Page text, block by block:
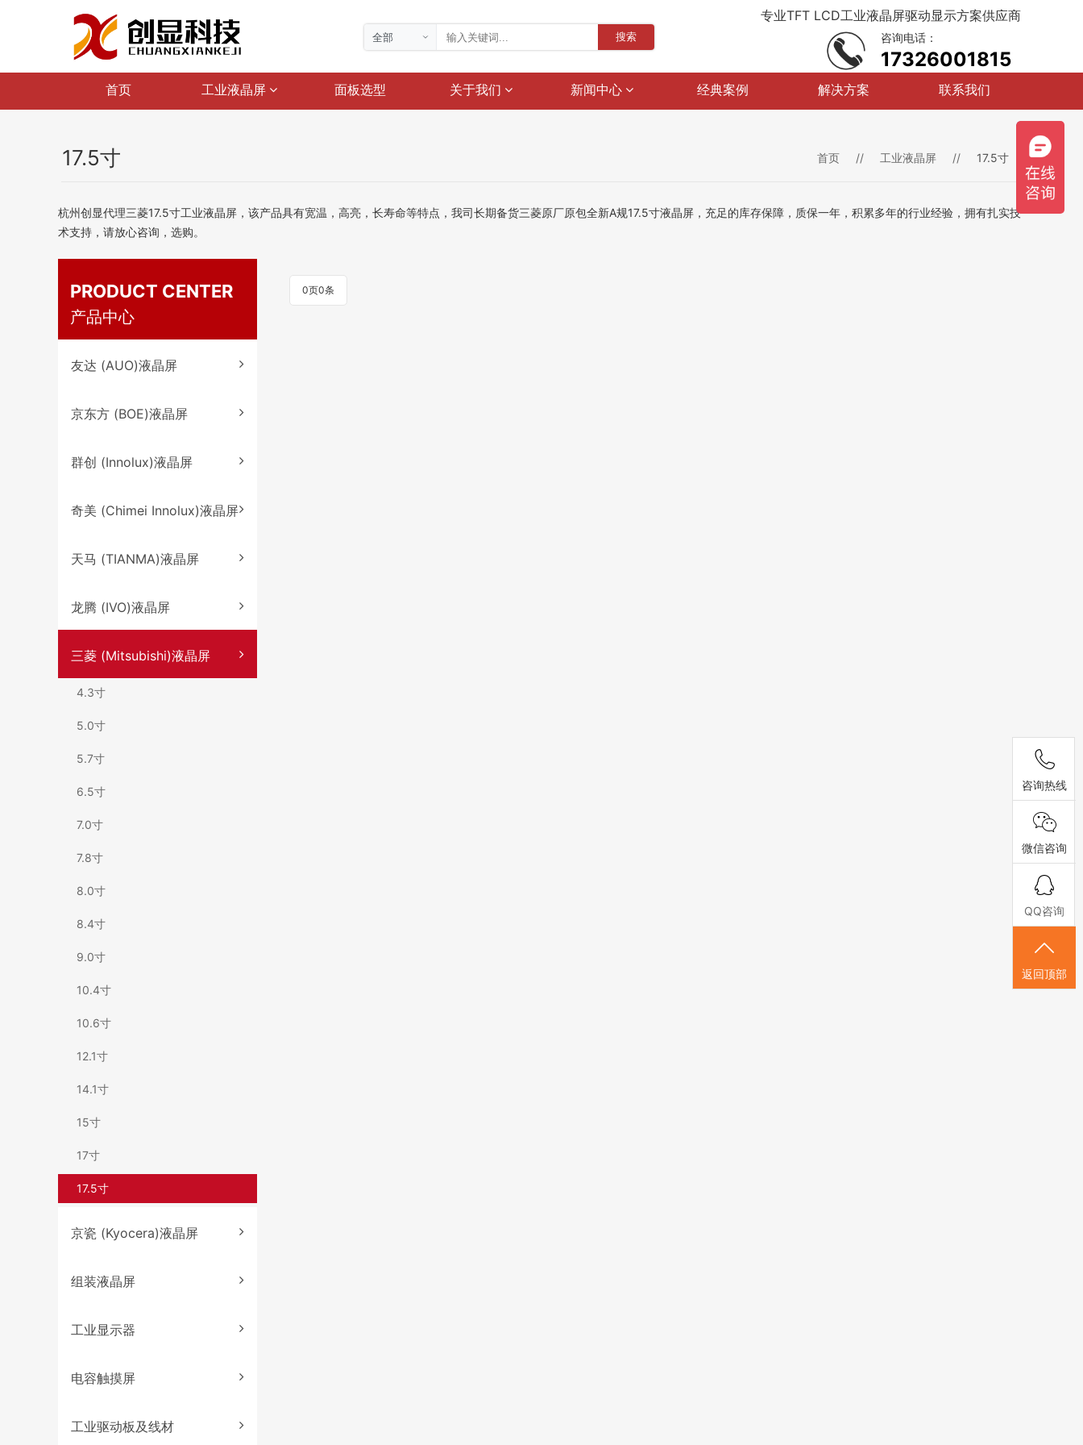
搜索 咨询电话：
17326001815
专业TFT LCD工业液晶屏驱动显示方案供应商
首页 工业液晶屏 面板选型 关于我们 新闻中心 经典案例 解决方案 联系我们
咨询热线
微信咨询
QQ咨询
返回顶部
17.5寸 首页 // 工业液晶屏 // 17.5寸
PRODUCT CENTER
产品中心
友达 (AUO)液晶屏
京东方 (BOE)液晶屏
群创 (Innolux)液晶屏
奇美 (Chimei Innolux)液晶屏
天马 (TIANMA)液晶屏
龙腾 (IVO)液晶屏
三菱 (Mitsubishi)液晶屏
4.3寸
5.0寸
5.7寸
6.5寸
7.0寸
7.8寸
8.0寸
8.4寸
9.0寸
10.4寸
10.6寸
12.1寸
14.1寸
15寸
17寸
17.5寸
京瓷 (Kyocera)液晶屏
组装液晶屏
工业显示器
电容触摸屏
工业驱动板及线材
杭州创显代理三菱17.5寸工业液晶屏，该产品具有宽温，高亮，长寿命等特点，我司长期备货三菱原厂原包全新A规17.5寸液晶屏，充足的库存保障，质保一年，积累多年的行业经验，拥有扎实技
术支持，请放心咨询，选购。
0页0条